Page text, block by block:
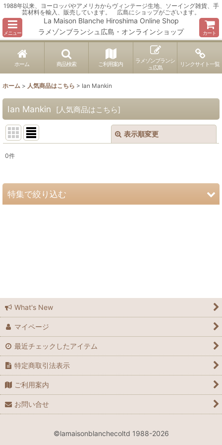
1988年以来、ヨーロッパやアメリカからヴィンテージ生地、ソーイング雑貨、手
芸材料を輸入、販売しています。 広島にショップがございます。
メニュー
La Maison Blanche Hiroshima Online Shop
ラメゾンブランシュ広島・オンラインショップ
カート
ホーム 商品検索 ご利用案内
ラメゾンブランシ
ュ広島
リンクサイト一覧
ホーム > 人気商品はこちら > Ian Mankin
Ian Mankin [人気商品はこちら]
表示順変更
並び順 :
0件
特集で絞り込む
Elizabeth Bradley
Grandma Moses
Laura Ashley
Waverly
many
What's New
マイページ
最近チェックしたアイテム
特定商取引法表示
ご利用案内
お問い合せ
©lamaisonblanchecoltd 1988-2026